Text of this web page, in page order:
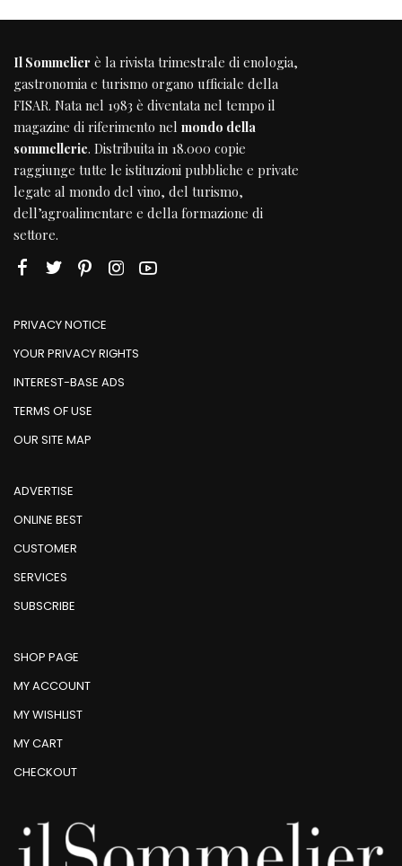
Il Sommelier è la rivista trimestrale di enologia,
gastronomia e turismo organo ufficiale della
FISAR. Nata nel 1983 è diventata nel tempo il
magazine di riferimento nel mondo della
sommellerie. Distribuita in 18.000 copie
raggiunge tutte le istituzioni pubbliche e private
legate al mondo del vino, del turismo,
dell’agroalimentare e della formazione di
settore.
PRIVACY NOTICE
YOUR PRIVACY RIGHTS
INTEREST-BASE ADS
TERMS OF USE
OUR SITE MAP
ADVERTISE
ONLINE BEST
CUSTOMER
SERVICES
SUBSCRIBE
SHOP PAGE
MY ACCOUNT
MY WISHLIST
MY CART
CHECKOUT